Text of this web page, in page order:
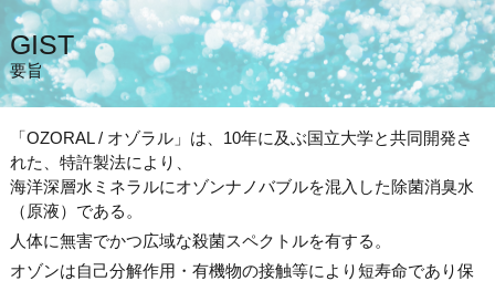
GIST
要旨
「OZORAL / オゾラル」は、10年に及ぶ国立大学と共同開発さ
れた、特許製法により、
海洋深層水ミネラルにオゾンナノバブルを混入した除菌消臭水
（原液）である。
人体に無害でかつ広域な殺菌スペクトルを有する。
オゾンは自己分解作用・有機物の接触等により短寿命であり保